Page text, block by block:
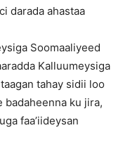
darada ahastaa
Soomaaliyeed
Kalluumeysiga
tahay sidii loo
badaheenna ku jira,
faa’iideysan